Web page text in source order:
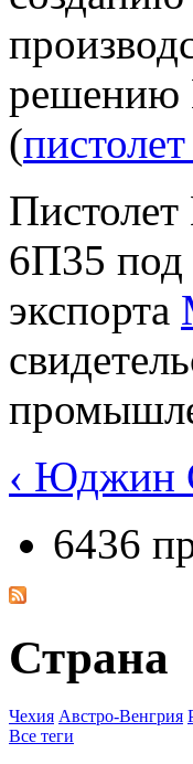
решению
(
6П35 под
экспорта
‹ Юджин
6436
Страна
Чехия Австро-Венгрия
Все теги